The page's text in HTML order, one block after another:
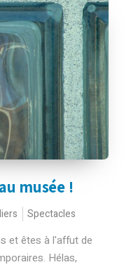
musée !
Spectacles
et êtes à l'affut de
Hélas,